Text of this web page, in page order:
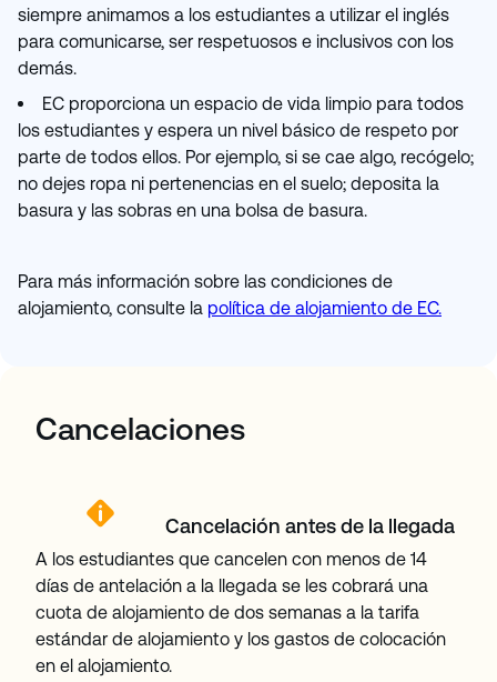
siempre animamos a los estudiantes a utilizar el inglés
para comunicarse, ser respetuosos e inclusivos con los
demás.
EC proporciona un espacio de vida limpio para todos
los estudiantes y espera un nivel básico de respeto por
parte de todos ellos. Por ejemplo, si se cae algo, recógelo;
no dejes ropa ni pertenencias en el suelo; deposita la
basura y las sobras en una bolsa de basura.
Para más información sobre las condiciones de
alojamiento, consulte la política de alojamiento de EC.
Cancelaciones
Cancelación antes de la llegada
A los estudiantes que cancelen con menos de 14
días de antelación a la llegada se les cobrará una
cuota de alojamiento de dos semanas a la tarifa
estándar de alojamiento y los gastos de colocación
en el alojamiento.